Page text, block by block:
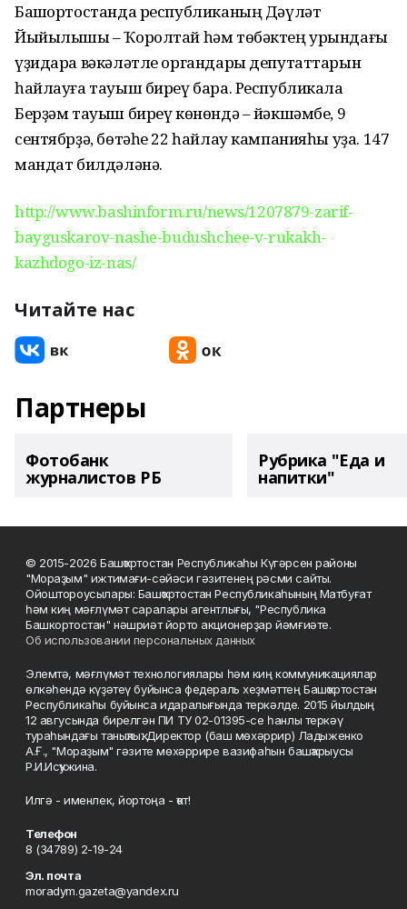
Башҡортостанда республиканың Дәүләт
Йыйылышы – Ҡоролтай һәм төбәктең урындағы
үҙидара вәкәләтле органдары депутаттарын
һайлауға тауыш биреү бара. Республикала
Берҙәм тауыш биреү көнөндә – йәкшәмбе, 9
сентябрҙә, бөтәһе 22 һайлау кампанияһы уҙа. 147
мандат билдәләнә.
http://www.bashinform.ru/news/1207879-zarif-
bayguskarov-nashe-budushchee-v-rukakh-
kazhdogo-iz-nas/
Читайте нас
Партнеры
Фотобанк
журналистов РБ
Рубрика "Еда и
напитки"
© 2015-2026 Башҡортостан Республикаһы Күгәрсен районы
"Мораҙым" ижтимағи-сәйәси гәзитенең рәсми сайты.
Ойоштороусылары: Башҡортостан Республикаһының Матбуғат
һәм киң мәғлүмәт саралары агентлығы, "Республика
Башкортостан" нәшриәт йорто акционерҙар йәмғиәте.
Об использовании персональных данных
Элемтә, мәғлүмәт технологиялары һәм киң коммуникациялар
өлкәһендә күҙәтеү буйынса федераль хеҙмәттең Башҡортостан
Республикаһы буйынса идаралығында теркәлде. 2015 йылдың
12 авгусында бирелгән ПИ ТУ 02-01395-се һанлы теркәү
тураһындағы таныҡлыҡ. Директор (баш мөхәррир) Ладыженко
А.Ғ., "Мораҙым" гәзите мөхәррире вазифаһын башҡарыусы
Р.И.Исҡужина.
Илгә - именлек, йортоңа - ҡот!
Телефон
8 (34789) 2-19-24
Эл. почта
moradym.gazeta@yandex.ru